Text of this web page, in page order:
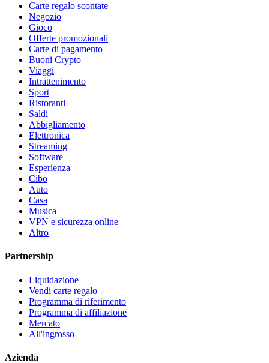
Carte regalo scontate
Negozio
Gioco
Offerte promozionali
Carte di pagamento
Buoni Crypto
Viaggi
Intrattenimento
Sport
Ristoranti
Saldi
Abbigliamento
Elettronica
Streaming
Software
Esperienza
Cibo
Auto
Casa
Musica
VPN e sicurezza online
Altro
Partnership
Liquidazione
Vendi carte regalo
Programma di riferimento
Programma di affiliazione
Mercato
All'ingrosso
Azienda